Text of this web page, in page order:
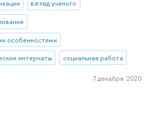
взгляд ученого
особенностями
интернаты
социальная работа
7 декабря 2020